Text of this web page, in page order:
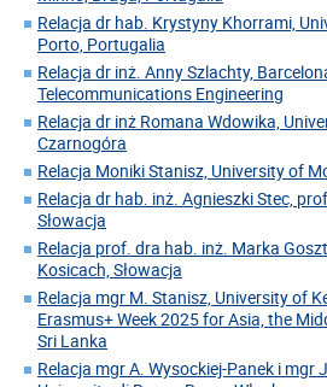
Relacja dr hab. Krystyny Khorrami,
Porto, Portugalia
Relacja dr inż. Anny Szlachty,
Telecommunications Engineering
Relacja dr inż Romana Wdowika,
Czarnogóra
Relacja Moniki Stanisz, University of
Relacja dr hab. inż. Agnieszki Stec,
Słowacja
Relacja prof. dra hab. inż. Marka
Kosicach, Słowacja
Relacja mgr M. Stanisz, University of
Erasmus+ Week 2025 for Asia, the
Sri Lanka
Relacja mgr A. Wysockiej-Panek i mgr